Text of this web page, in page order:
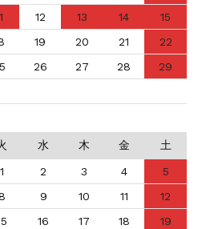
12 13 14
15
19 20 21
22
26 27 28
29
水 木 金 土
1 2 3 4
5
9 10 11
12
16 17 18
19